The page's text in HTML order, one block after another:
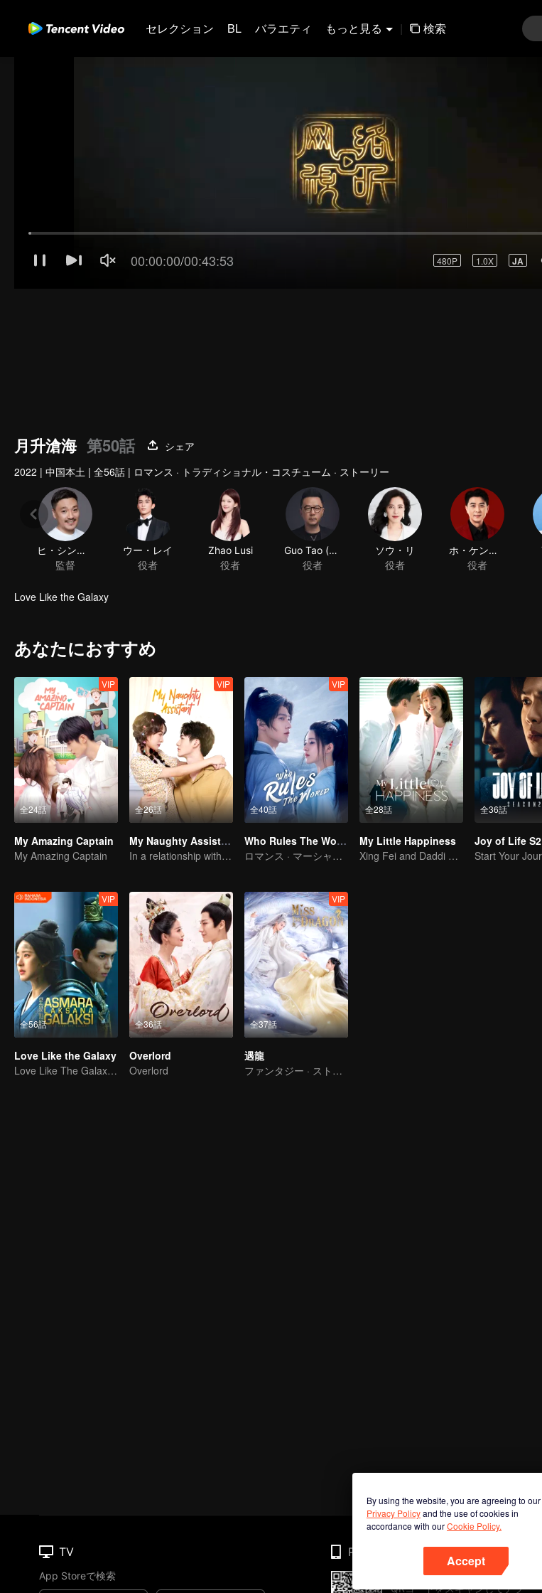
セレクション BL バラエティ もっと見る | 検索
月升滄海 第50話
シェア
2022 | 中国本土 | 全56話 | ロマンス · トラディショナル・コスチューム · ストーリー
ヒ・シンショウ
監督
ウー・レイ
役者
Love Like the Galaxy
あなたにおすすめ
全24話
VIP
My Amazing Captain
My Amazing Captain
全26話
VIP
My Naughty Assistant
In a relationship with an idol
全40話
VIP
Who Rules The World
ロマンス · マーシャルアーツ
全28話
My Little Happiness
Xing Fei and Daddi Tang's sweet love story.
全36話
Joy of Life S2
全56話
VIP
Love Like the Galaxy
Love Like The Galaxy (Indonesia Audio)
全36話
Overlord
Overlord
全37話
VIP
遇龍
ファンタジー · ストーリー
By using the website, you are agreeing to our
Privacy Policyand the use of cookies in
accordance with ourCookie Policy.
Accept
TV
App Storeで検索
Phone
QRコードをスキャンしてアプ